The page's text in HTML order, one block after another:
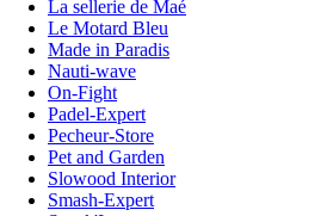
La sellerie de Maé
Le Motard Bleu
Made in Paradis
Nauti-wave
On-Fight
Padel-Expert
Pecheur-Store
Pet and Garden
Slowood Interior
Smash-Expert